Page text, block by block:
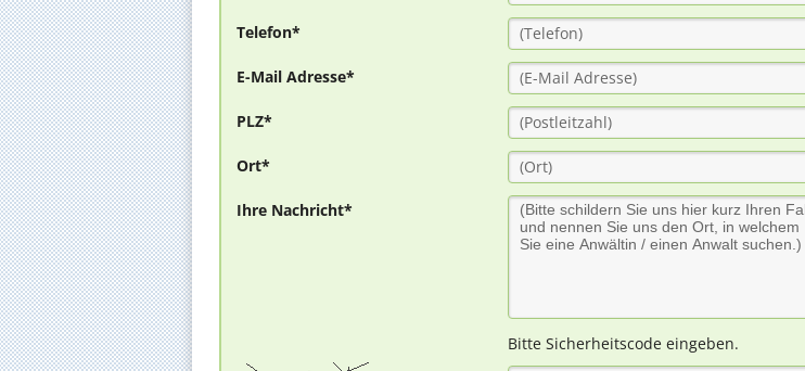
Telefon*
E-Mail Adresse*
PLZ*
Ort*
Ihre Nachricht*
Bitte Sicherheitscode eingeben.